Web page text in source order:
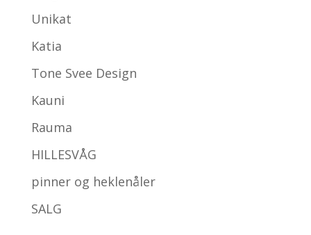
Unikat
Katia
Tone Svee Design
Kauni
Rauma
HILLESVÅG
pinner og heklenåler
SALG